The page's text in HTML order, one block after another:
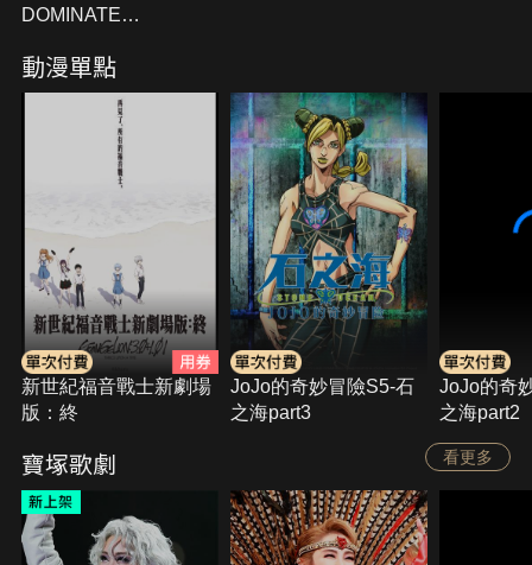
DOMINATE
動漫單點
新世紀福音戰士新劇場
版：終
JoJo的奇妙冒險S5-石
之海part3
JoJo的奇
之海part2
寶塚歌劇 看更多